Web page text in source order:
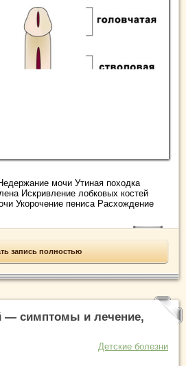
мочи Утиная походка
Искривление лобковых костей
Укорочение пениса Расхождение
запись полностью
— симптомы и лечение,
Детские болезни